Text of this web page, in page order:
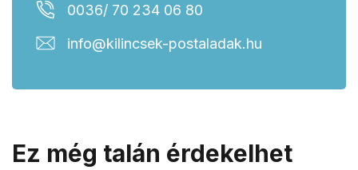
0036/ 70 234 06 80
info@kilincsek-postaladak.hu
Ez még talán érdekelhet